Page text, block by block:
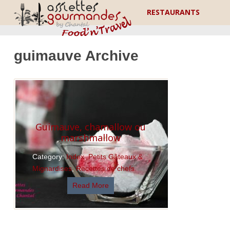
RESTAURANTS
guimauve Archive
Guimauve, chamallow ou
marshmallow
Category:Index,Petits Gâteaux &
Mignardises,Recettes de chefs
Read More